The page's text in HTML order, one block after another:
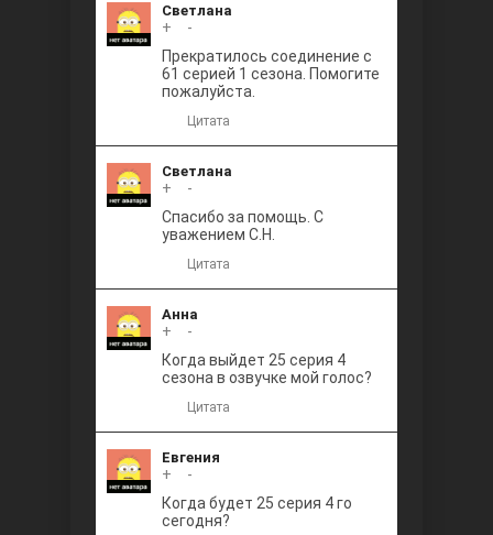
Светлана
+
-
Прекратилось соединение с
61 серией 1 сезона. Помогите
пожалуйста.
Цитата
Светлана
+
-
Спасибо за помощь. С
уважением С.Н.
Цитата
Анна
+
-
Когда выйдет 25 серия 4
сезона в озвучке мой голос?
Цитата
Евгения
+
-
Когда будет 25 серия 4 го
сегодня?